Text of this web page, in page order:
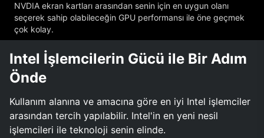
NVDIA ekran kartları arasından senin için en uygun olanı
seçerek sahip olabileceğin GPU performansı ile öne geçmek
çok kolay.
Intel İşlemcilerin Gücü ile Bir Adım
Önde
Kullanım alanına ve amacına göre en iyi Intel işlemciler
arasından tercih yapılabilir. Intel'in en yeni nesil
işlemcileri ile teknoloji senin elinde.